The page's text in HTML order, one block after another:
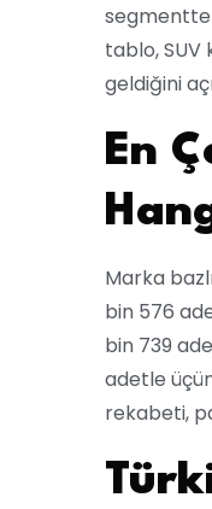
segmentte
tablo, SUV
geldiğini
En
Marka
bin 576
bin 739
adetle
rekabeti,